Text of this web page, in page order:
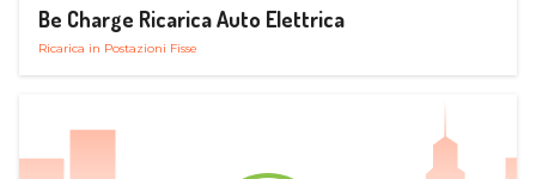
Be Charge Ricarica Auto Elettrica
Ricarica in Postazioni Fisse